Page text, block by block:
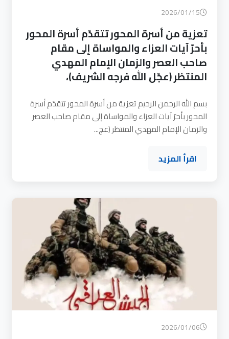
2026/01/15
تعزية من أسرة المحور تتقدّم أسرة المحور
بأحرّ آيات العزاء والمواساة إلى مقام
صاحب العصر والزمان الإمام المهدي
المنتظر (عجّل الله فرجه الشريف)،
بسم الله الرحمن الرحيم تعزية من أسرة المحور تتقدّم أسرة
المحور بأحرّ آيات العزاء والمواساة إلى مقام صاحب العصر
والزمان الإمام المهدي المنتظر (عج...
اقرأ المزيد
2026/01/06